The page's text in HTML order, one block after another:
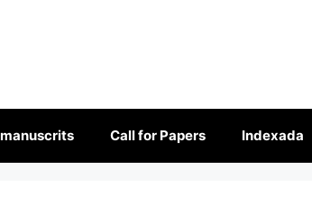
Call for Papers Indexada